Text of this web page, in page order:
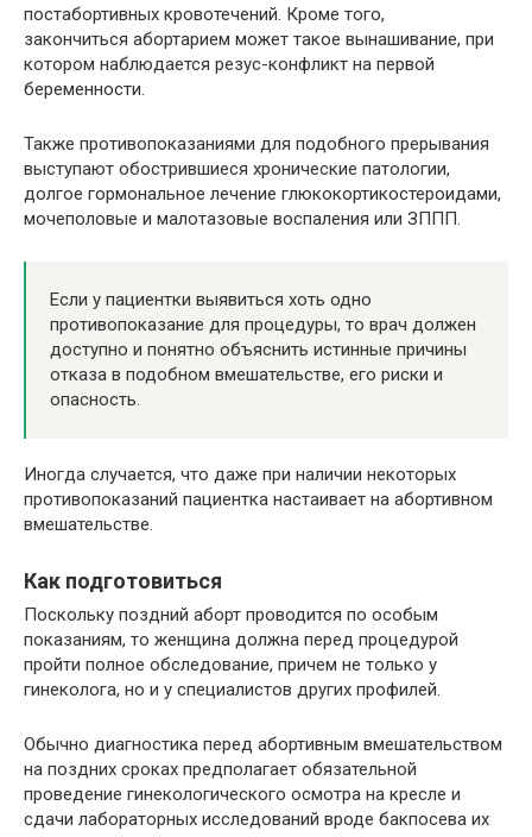
постабортивных кровотечений. Кроме того,
закончиться абортарием может такое вынашивание, при
котором наблюдается резус-конфликт на первой
беременности.
Также противопоказаниями для подобного прерывания
выступают обострившиеся хронические патологии,
долгое гормональное лечение глюкокортикостероидами,
мочеполовые и малотазовые воспаления или ЗППП.
Если у пациентки выявиться хоть одно
противопоказание для процедуры, то врач должен
доступно и понятно объяснить истинные причины
отказа в подобном вмешательстве, его риски и
опасность.
Иногда случается, что даже при наличии некоторых
противопоказаний пациентка настаивает на абортивном
вмешательстве.
Как подготовиться
Поскольку поздний аборт проводится по особым
показаниям, то женщина должна перед процедурой
пройти полное обследование, причем не только у
гинеколога, но и у специалистов других профилей.
Обычно диагностика перед абортивным вмешательством
на поздних сроках предполагает обязательной
проведение гинекологического осмотра на кресле и
сдачи лабораторных исследований вроде бакпосева их